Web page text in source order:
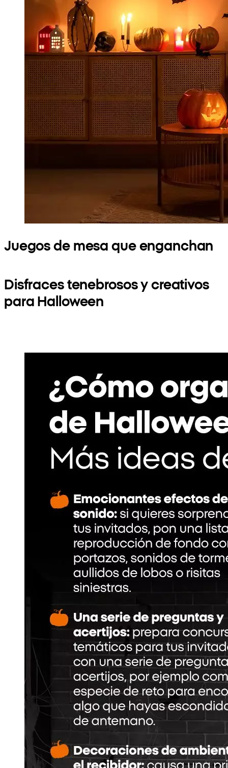
Juegos de mesa que enganchan
Disfraces tenebrosos y creativos
para Halloween